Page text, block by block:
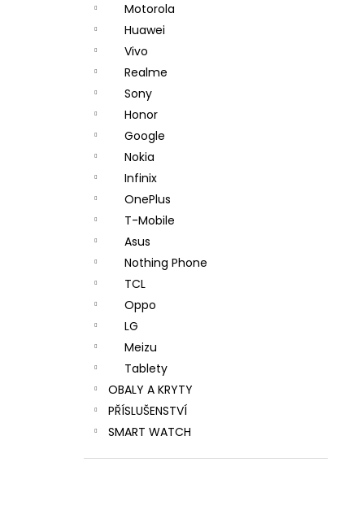
Motorola
Huawei
Vivo
Realme
Sony
Honor
Google
Nokia
Infinix
OnePlus
T-Mobile
Asus
Nothing Phone
TCL
Oppo
LG
Meizu
Tablety
OBALY A KRYTY
PŘÍSLUŠENSTVÍ
SMART WATCH